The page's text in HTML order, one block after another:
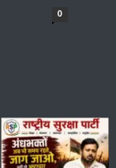
0